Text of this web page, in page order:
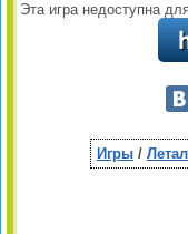
Эта игра недоступна
Игры/